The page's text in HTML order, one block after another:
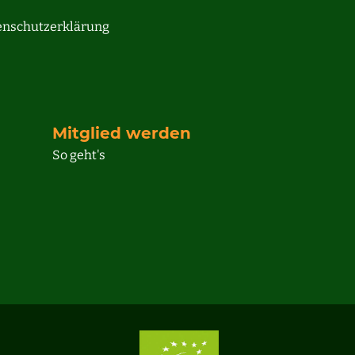
Mitglied werden
So geht's